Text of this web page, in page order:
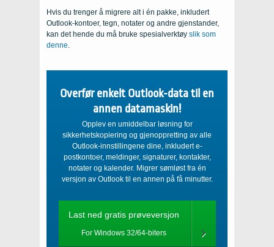
Hvis du trenger å migrere alt i én pakke, inkludert
Outlook-kontoer, tegn, notater og andre gjenstander,
kan det hende du må bruke spesialverktøy slik som
denne
Overfør enkelt Outlook-data til en
annen datamaskin!
Opplev en umiddelbar løsning for
sikkerhetskopiering og gjenoppretting av alle
Outlook-innstillingene dine, inkludert e-
postkontoer, meldinger, signaturer, kontakter,
notater og kalender. Migrer sømløst fra én
versjon av Outlook til en annen på få minutter.
Last ned gratis prøveversjon
For Windows 32/64-biters